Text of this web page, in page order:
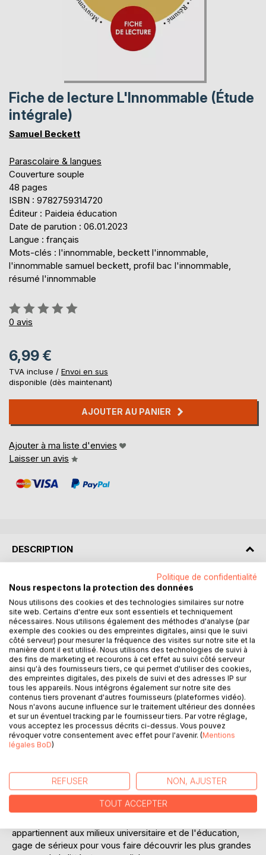
Fiche de lecture L'Innommable (Étude
intégrale)
Samuel Beckett
Parascolaire & langues
Couverture souple
48 pages
ISBN : 9782759314720
Éditeur : Paideia éducation
Date de parution : 06.01.2023
Langue : français
Mots-clés : l'innommable, beckett l'innommable,
l'innommable samuel beckett, profil bac l'innommable,
résumé l'innommable
Évaluation:
0%
0 avis
6,99 €
TVA incluse / Envoi en sus
disponible (dès maintenant)
AJOUTER AU PANIER
Ajouter à ma liste d'envies
Laisser un avis
DESCRIPTION
Décryptez L'Innommable avec l'analyse de Paideia
éducation !
Que faut-il retenir de ce roman de Samuel Beckett ?
Retrouvez tout ce que vous devez savoir de ce chef-
d'œuvre de la littérature mondiale dans une analyse de
référence pour comprendre rapidement le sens de
l'œuvre. Rédigée de manière claire et accessible par un
enseignant, cette fiche de lecture propose notamment un
résumé, une étude des thèmes principaux, des clés de
lecture et des pistes de réflexion.
Une analyse littéraire complète et détaillée pour mieux lire
et comprendre le livre !
Paideia éducation en deux mots : Plébiscité aussi bien par
les passionnés de littérature que par les lycéens, Paideia
éducation est considéré comme une référence en matière
d'analyses d'œuvres littéraires. Celles-ci ont été conçues
appartiennent aux milieux universitaire et de l'éducation,
gage de sérieux pour vous faire découvrir les plus grandes
Politique de confidentialité
Nous respectons la protection des données
Nous utilisons des cookies et des technologies similaires sur notre
site web. Certains d'entre eux sont essentiels et techniquement
nécessaires. Nous utilisons également des méthodes d'analyse (par
exemple des cookies ou des empreintes digitales, ainsi que le suivi
côté serveur) pour mesurer la fréquence des visites sur notre site et la
manière dont il est utilisé. Nous utilisons des technologies de suivi à
des fins de marketing et recourons à cet effet au suivi côté serveur
ainsi qu'à des fournisseurs tiers, ce qui permet d'utiliser des cookies,
des empreintes digitales, des pixels de suivi et des adresses IP sur
tous les appareils. Nous intégrons également sur notre site des
contenus tiers provenant d'autres fournisseurs (plateformes vidéo).
Nous n'avons aucune influence sur le traitement ultérieur des données
et sur un éventuel tracking par le fournisseur tiers. Par votre réglage,
vous acceptez les processus décrits ci-dessus. Vous pouvez
révoquer votre consentement avec effet pour l'avenir. (Mentions
légales BoD)
REFUSER NON, AJUSTER
TOUT ACCEPTER